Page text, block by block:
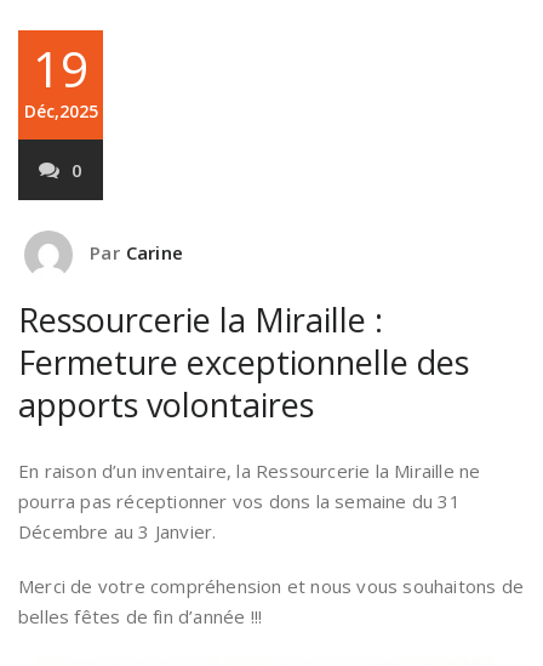
19
Déc,2025
0
Par Carine
Ressourcerie la Miraille :
Fermeture exceptionnelle des
apports volontaires
En raison d’un inventaire, la Ressourcerie la Miraille ne
pourra pas réceptionner vos dons la semaine du 31
Décembre au 3 Janvier.
Merci de votre compréhension et nous vous souhaitons de
belles fêtes de fin d’année !!!